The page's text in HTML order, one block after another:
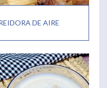
DE AIRE